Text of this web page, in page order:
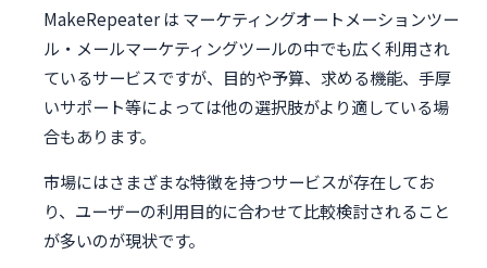
MakeRepeater は マーケティングオートメーションツー
ル・メールマーケティングツールの中でも広く利用され
ているサービスですが、目的や予算、求める機能、手厚
いサポート等によっては他の選択肢がより適している場
合もあります。
市場にはさまざまな特徴を持つサービスが存在してお
り、ユーザーの利用目的に合わせて比較検討されること
が多いのが現状です。